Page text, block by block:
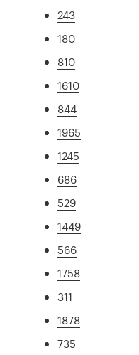
243
180
810
1610
844
1965
1245
686
529
1449
566
1758
311
1878
735